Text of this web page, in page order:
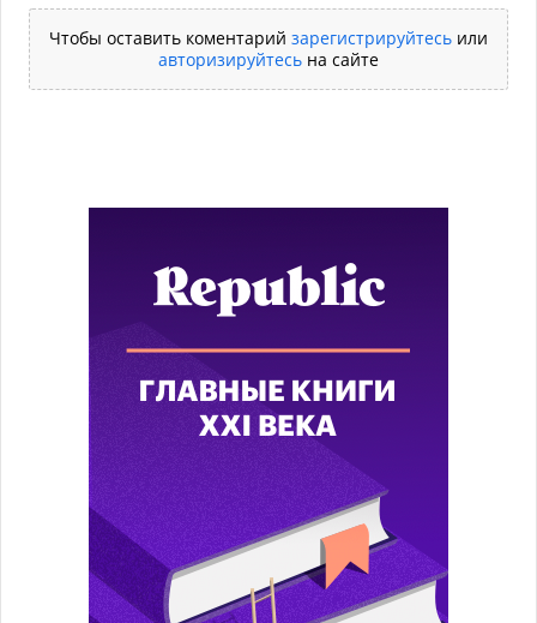
Чтобы оставить коментарий зарегистрируйтесь или
авторизируйтесь на сайте